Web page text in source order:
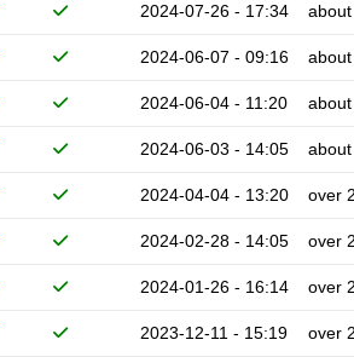
2024-07-26 - 17:34
2024-06-07 - 09:16
2024-06-04 - 11:20
2024-06-03 - 14:05
2024-04-04 - 13:20 over
2024-02-28 - 14:05 over
2024-01-26 - 16:14 over
2023-12-11 - 15:19 over